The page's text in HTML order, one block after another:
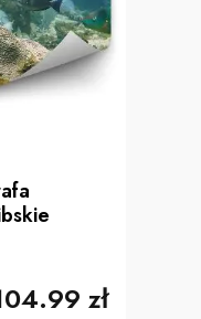
zł